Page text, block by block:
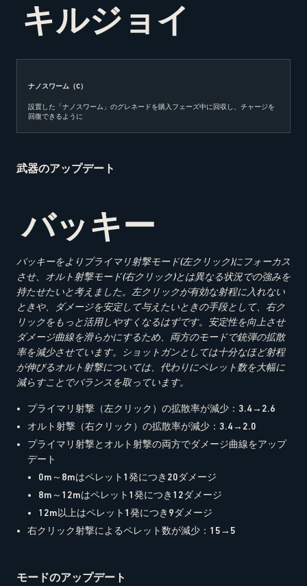
キルジョイ
ナノスワーム（C）
設置した「ナノスワーム」のグレネードを購入フェーズ中に回収し、チャージを
回復できるように
武器のアップデート
バッキー
バッキーをよりプライマリ射撃モード(左クリック)にフォーカス
させ、オルト射撃モード(右クリック)とは異なる状況での強みを
持たせたいと考えました。左クリックが有効な射程に入れない
ときや、ダメージを安定して与えたいときの手段として、右ク
リックをもっと活用しやすくなるはずです。安定性を向上させ
ダメージ曲線を滑らかにするため、両方のモードで銃弾の拡散
率を減少させています。ショットガンとしては十分なほど射程
が伸びるオルト射撃については、代わりにペレット数を大幅に
減らすことでバランスを取っています。
プライマリ射撃（左クリック）の拡散率が減少：3.4→2.6
オルト射撃（右クリック）の拡散率が減少：3.4→2.0
プライマリ射撃とオルト射撃の両方でダメージ曲線をアップ
デート
0m～8mはペレット1発につき20ダメージ
8m～12mはペレット1発につき12ダメージ
12m以上はペレット1発につき9ダメージ
右クリック射撃によるペレット数が減少：15→5
モードのアップデート